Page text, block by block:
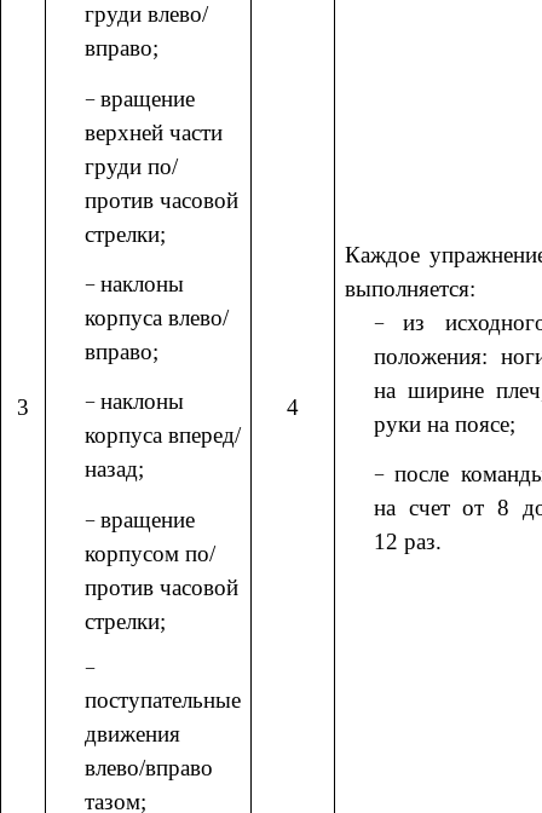
3
груди влево/
вправо;
вращение
верхней части
груди по/
против часовой
стрелки;
наклоны
корпуса влево/
вправо;
наклоны
корпуса вперед/
назад;
вращение
корпусом по/
против часовой
стрелки;
поступательные
движения
влево/вправо
тазом;
4
Каждое
выполняется:
из
положения:
на ширине
руки на поясе;
после
на счет от 8
12 раз.